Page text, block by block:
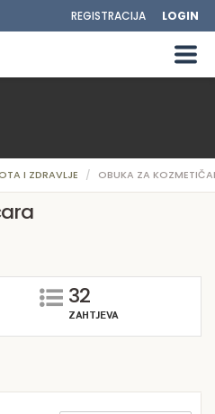
REGISTRACIJA LOGIN
I ZDRAVLJE OBUKA ZA
32
ZAHTJEVA